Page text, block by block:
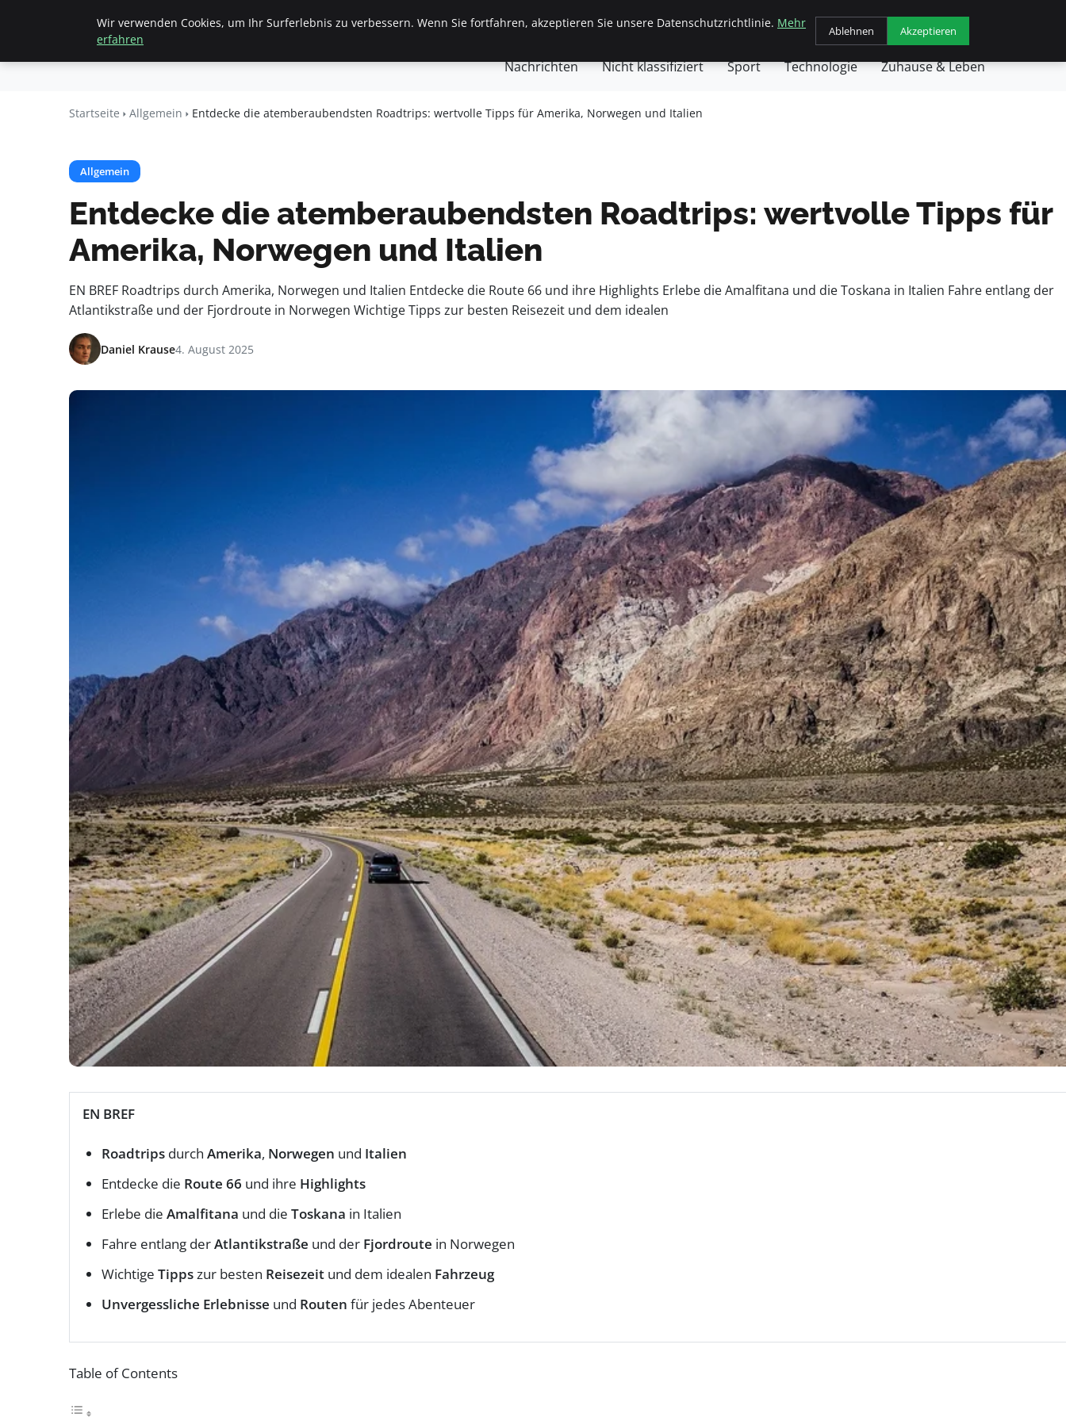
Beyond
Startseite Allgemein Finanzen & Immobilien Frauen / Mode Geschäft Gesundheit Haustiere Kochen
Nachrichten Nicht klassifiziert Sport Technologie Zuhause & Leben
Startseite Allgemein Entdecke die atemberaubendsten Roadtrips: wertvolle Tipps für Amerika, Norwegen und Italien
Allgemein
Entdecke die atemberaubendsten Roadtrips: wertvolle Tipps für
Amerika, Norwegen und Italien
EN BREF Roadtrips durch Amerika, Norwegen und Italien Entdecke die Route 66 und ihre Highlights Erlebe die Amalfitana und die Toskana in Italien Fahre entlang der
Atlantikstraße und der Fjordroute in Norwegen Wichtige Tipps zur besten Reisezeit und dem idealen
Daniel Krause4. August 2025
EN BREF
Roadtrips durch Amerika, Norwegen und Italien
Entdecke die Route 66 und ihre Highlights
Erlebe die Amalfitana und die Toskana in Italien
Fahre entlang derAtlantikstraße und der Fjordroute in Norwegen
Wichtige Tippszur besten Reisezeit und dem idealen Fahrzeug
Unvergessliche Erlebnisse und Routen für jedes Abenteuer
Table of Contents
Wir verwenden Cookies, um Ihr Surferlebnis zu verbessern. Wenn Sie fortfahren, akzeptieren Sie unsere Datenschutzrichtlinie. Mehr
erfahren
Ablehnen Akzeptieren